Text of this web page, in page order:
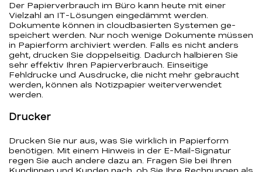
Der Papierverbrauch im Büro kann heute mit einer
Vielzahl an IT-Lösungen eingedämmt werden.
Dokumente können in cloudbasierten Systemen ge-
speichert werden. Nur noch wenige Dokumente müssen
in Papierform archiviert werden. Falls es nicht anders
geht, drucken Sie doppelseitig. Dadurch halbieren Sie
sehr effektiv Ihren Papierverbrauch. Einseitige
Fehldrucke und Ausdrucke, die nicht mehr gebraucht
werden, können als Notizpapier weiterverwendet
werden.
Drucker
Drucken Sie nur aus, was Sie wirklich in Papierform
benötigen. Mit einem Hinweis in der E-Mail-Signatur
regen Sie auch andere dazu an. Fragen Sie bei Ihren